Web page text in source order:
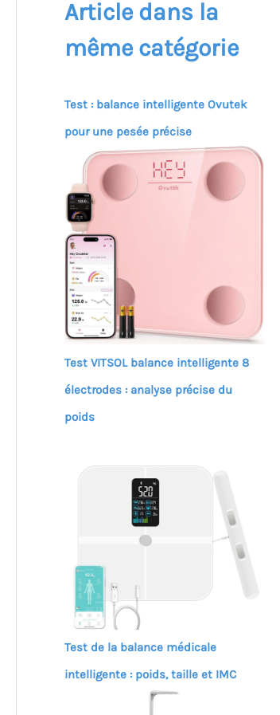
Article dans la
même catégorie
Test : balance intelligente Ovutek
pour une pesée précise
Test VITSOL balance intelligente 8
électrodes : analyse précise du
poids
Test de la balance médicale
intelligente : poids, taille et IMC